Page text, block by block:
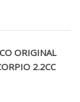
ORIGINAL
2.2CC